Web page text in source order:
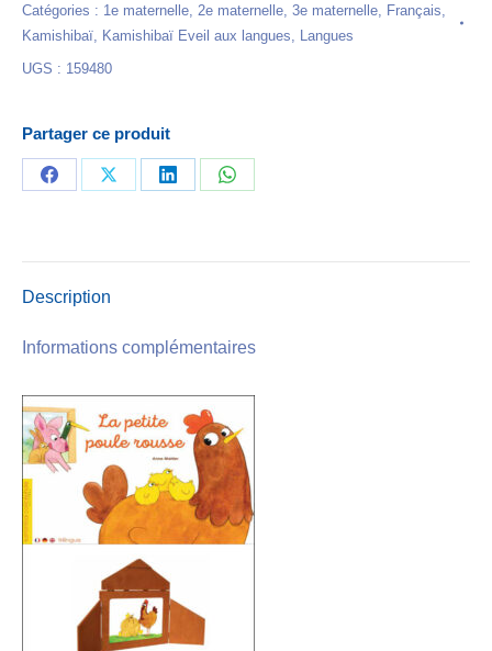
-
La
petite
rousse
Catégories : 1e maternelle 2e maternelle 3e maternelle Français
Kamishibaï
Kamishibaï Eveil aux langues
Langues
UGS : 159480
Partager ce produit
PartagerPartagerPartagerPartager
Description
Informations complémentaires